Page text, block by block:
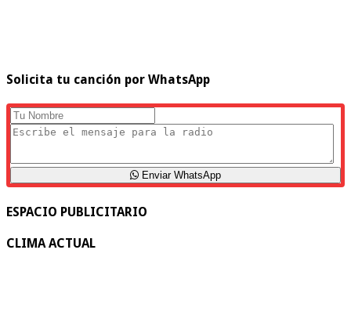
Solicita tu canción por WhatsApp
Enviar WhatsApp
ESPACIO PUBLICITARIO
CLIMA ACTUAL